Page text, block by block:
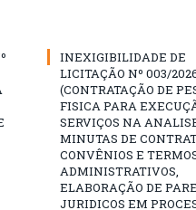
INEXIGIBILIDADE DE
LICITAÇÃO Nº 003/
(CONTRATAÇÃO DE
FISICA PARA
SERVIÇOS NA
MINUTAS DE
CONVÊNIOS E
ADMINISTRATIVOS,
ELABORAÇÃO DE
JURIDICOS EM